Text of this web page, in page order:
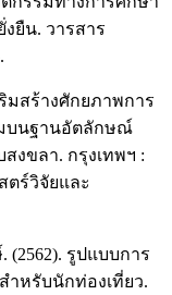
ยืน. วารสาร
มสร้างศักยภาพการ
บนฐานอัตลักษณ์
งขลา. กรุงเทพฯ :
ตร์วิจัยและ
รูปแบบการ
ำหรับนักท่องเที่ยว.